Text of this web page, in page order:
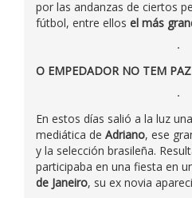
por las andanzas de ciertos
fútbol, entre ellos el más
O EMPEDADOR NO TEM PAZ
En estos días salió a la luz
mediática de Adriano, ese
y la selección brasileña.
participaba en una fiesta en
de Janeiro, su ex novia